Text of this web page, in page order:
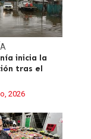
inicia la
tras el
2026